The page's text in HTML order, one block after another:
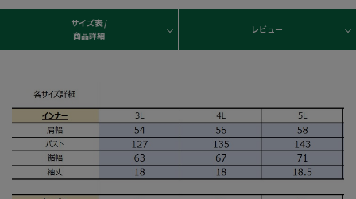
サイズ表 /
商品詳細
レビュー